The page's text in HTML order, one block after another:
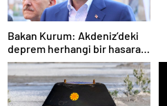
Bakan Kurum: Akdeniz’deki
deprem herhangi bir hasara
neden olmadı